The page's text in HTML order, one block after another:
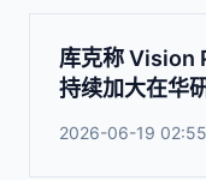
库克称 Vision
持续加大在华
2026-06-19